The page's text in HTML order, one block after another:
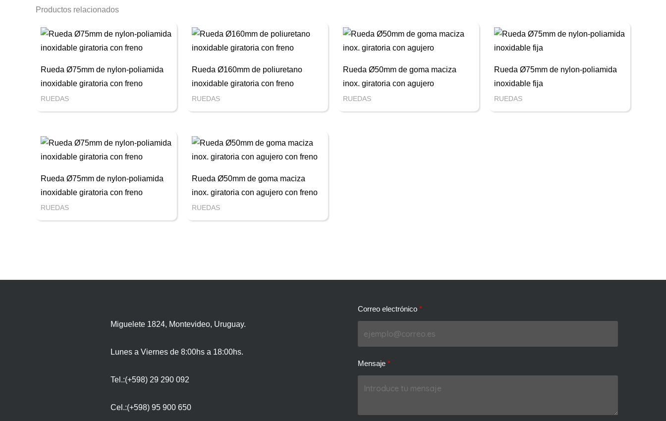
Productos relacionados
Rueda Ø75mm de nylon-poliamida
inoxidable giratoria con freno
RUEDAS
Rueda Ø160mm de poliuretano
inoxidable giratoria con freno
RUEDAS
Rueda Ø50mm de goma maciza
inox. giratoria con agujero
RUEDAS
Rueda Ø75mm de nylon-poliamida
inoxidable fija
RUEDAS
Rueda Ø75mm de nylon-poliamida
inoxidable giratoria con freno
RUEDAS
Rueda Ø50mm de goma maciza
inox. giratoria con agujero con freno
RUEDAS
Miguelete 1824, Montevideo, Uruguay.
Lunes a Viernes de 8:00hs a 18:00hs.
Tel.:(+598) 29 290 092
Cel.:(+598) 95 900 650
Correo electrónico
Mensaje